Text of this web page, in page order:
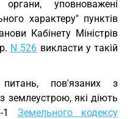
уповноважені
характеру" пунктів
Кабінету Міністрів
N 526 викласти у такій
пов'язаних з
землеустрою, які діють
1 Земельного кодексу